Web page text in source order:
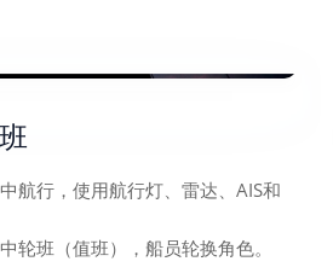
航行，使用航行灯、雷达、AIS和
轮班（值班），船员轮换角色。